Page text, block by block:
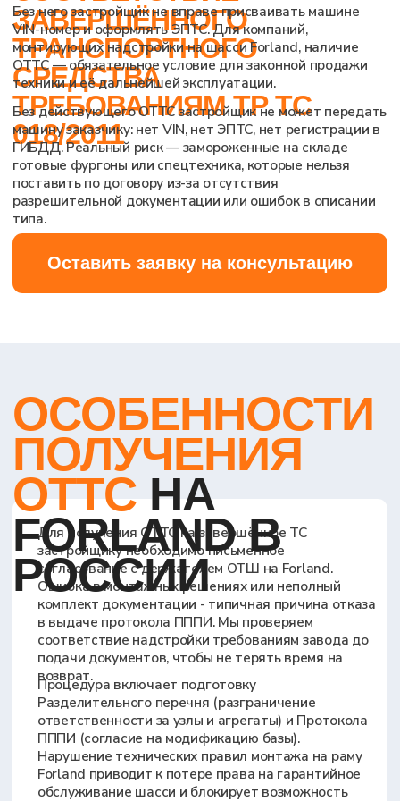
Процедура включает подготовку
Разделительного перечня (разграничение
ответственности за узлы и агрегаты) и Протокола
ПППИ (согласие на модификацию базы).
Нарушение технических правил монтажа на раму
Forland приводит к потере права на гарантийное
обслуживание шасси и блокирует возможность
выпуска техники в обращение. Требования к
согласованию применения шасси установлены ТР
ТС 018/2011, Приложение 12 — мы готовим пакет с
учётом этих положений.
подачи документов, чтобы не терять время на
возврат.
Расчёт развесовки и габаритов.Компактные
шасси Forland требуют точного расчёта
вылета надстройки и распределения массы
по осям. Мы проверяем допустимые
параметры кузова на этапе формирования
технического досье
Боковая и задняя защита.Для большинства
типов спецтехники на базе Forland
обязательна установка сертифицированных
защитных устройств и светоотражающей
маркировки в соответствии с правилами ЕЭК
Тормозная система и ABS. При изменении
колесной базы или установке тяжелых
надстроек контролируется сохранение
эффективности тормозной системы и
корректная работа датчиков
антиблокировочной системы
Электрооборудование и защита.
установке КМУ или автовышек проверяется
корректность подключения гидравлики и
электрики к бортовой сети шасси без
нарушения штатных систем безопасности
ТРЕБОВАНИЯК
КОМПЛЕКТАЦИИ И